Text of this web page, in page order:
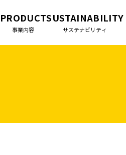
PRODUCT
事業内容
SUSTAINABILITY
サステナビリティ